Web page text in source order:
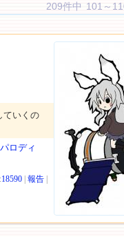
209件中 101～
ていくの
ロディ
18590 報告